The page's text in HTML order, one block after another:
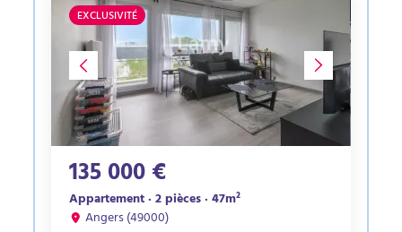
EXCLUSIVITÉ
135 000 €
Appartement · 2 pièces · 47m²
Angers (49000)